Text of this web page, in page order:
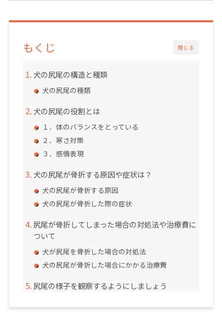
閉じる
もくじ
犬の尻尾の構造と種類
犬の尻尾の種類
犬の尻尾の役割とは
１．体のバランスをとっている
２．寒さ対策
３．感情表現
犬の尻尾が骨折する原因や症状は？
犬の尻尾が骨折する原因
犬の尻尾が骨折した際の症状
尻尾が骨折してしまった場合の対処法や治療費に
ついて
犬が尻尾を骨折した場合の対処法
犬の尻尾が骨折した場合にかかる治療費
尻尾の様子を観察するようにしましょう